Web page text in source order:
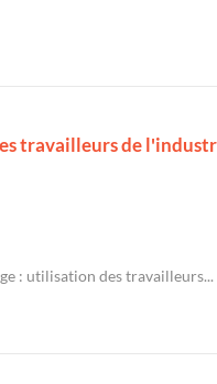
travailleurs de
: utilisation des travailleurs...